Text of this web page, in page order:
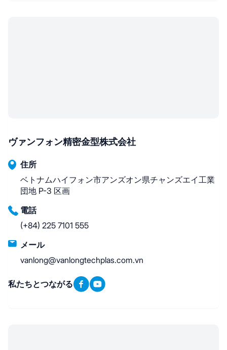
ヴァンフォン精密金型株式会社
住所
ベトナムハイフォン市アンズオン県チャンズエイ工業
団地 P-3 区画
電話
(+84) 225 7101 555
メール
vanlong@vanlongtechplas.com.vn
私たちとつながる